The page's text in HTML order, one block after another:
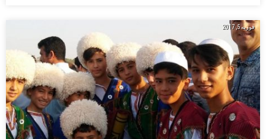
فوریه 5, 2017